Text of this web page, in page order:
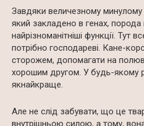
Завдяки величезному минулому
який закладено в генах,
найрізноманітніші функції. Тут
потрібно господареві. Кане-
сторожем, допомагати на
хорошим другом. У будь-якому
якнайкраще.
Але не слід забувати, що це
внутрішньою силою, а тому,